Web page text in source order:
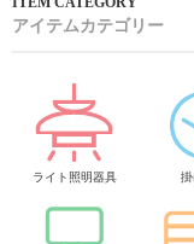
アイテムカテゴリー
ライト照明器具